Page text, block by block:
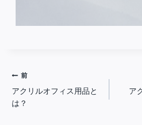
投
稿
前
アクリルオフィス用品と
は？
ア